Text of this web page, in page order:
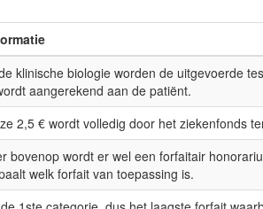
klinische biologie worden de uitgevoerde
aangerekend aan de patiënt.
2,5 € wordt volledig door het ziekenfonds
bovenop wordt er wel een forfaitair
welk forfait van toepassing is.